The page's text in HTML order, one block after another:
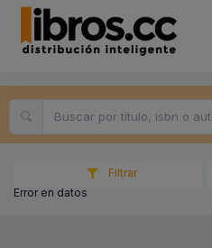
Filtrar
Error en datos